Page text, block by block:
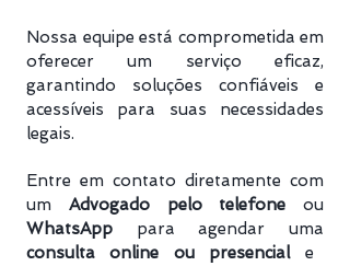
Nossa equipe está comprometida em
oferecer um serviço eficaz,
garantindo soluções confiáveis e
acessíveis para suas necessidades
legais.
Entre em contato diretamente com
um Advogado pelo telefone ou
WhatsApp para agendar uma
consulta online ou presenciale